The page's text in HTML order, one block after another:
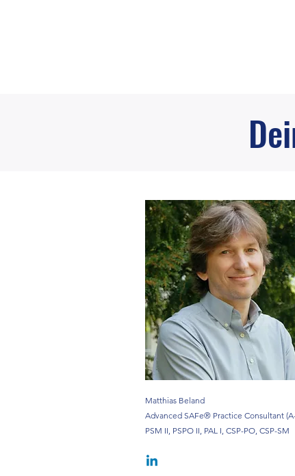
Matthias Beland
Advanced SAFe® Practice Consultant
PSM II, PSPO II, PAL I, CSP-PO, CSP-SM